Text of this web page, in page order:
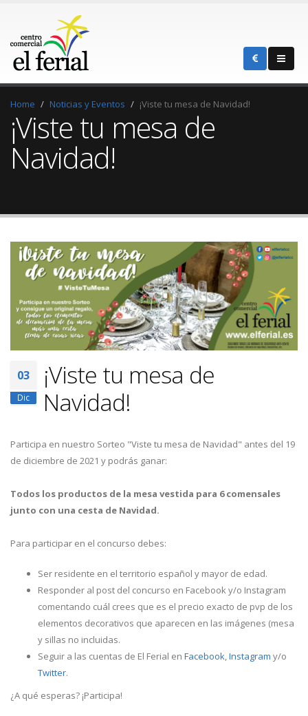
Home Noticias y Eventos ¡Viste tu mesa de Navidad!
¡Viste tu mesa de
Navidad!
03
Dic
¡Viste tu mesa de
Navidad!
Participa en nuestro Sorteo "Viste tu mesa de Navidad" antes del 19
de diciembre de 2021 y podrás ganar:
Todos los productos de la mesa vestida para 6 comensales
junto con una cesta de Navidad.
Para participar en el concurso debes:
Ser residente en el territorio español y mayor de edad.
Responder al post del concurso en Facebook y/o Instagram
comentando cuál crees que es el precio exacto de pvp de los
elementos decorativos que aparecen en las imágenes (mesa
y sillas no incluidas.
Seguir a las cuentas de El Ferial en Facebook,Instagram y/o
Twitter.
¿A qué esperas? ¡Participa!